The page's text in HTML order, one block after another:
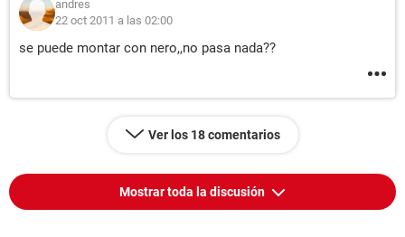
andres
22 oct 2011 a las 02:00
se puede montar con nero,,no pasa nada??
Ver los 18 comentarios
Mostrar toda la discusión